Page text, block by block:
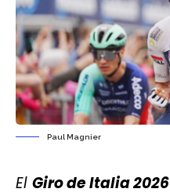
Paul Magnier
El Giro de Italia 2026